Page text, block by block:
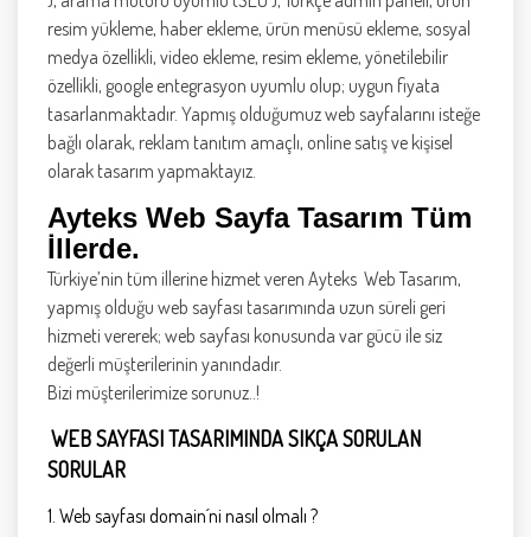
resim yükleme, haber ekleme, ürün menüsü ekleme, sosyal
medya özellikli, video ekleme, resim ekleme, yönetilebilir
özellikli, google entegrasyon uyumlu olup; uygun fiyata
tasarlanmaktadır. Yapmış olduğumuz web sayfalarını isteğe
bağlı olarak, reklam tanıtım amaçlı, online satış ve kişisel
olarak tasarım yapmaktayız.
Ayteks Web Sayfa Tasarım Tüm
İllerde.
Türkiye’nin tüm illerine hizmet veren Ayteks Web Tasarım,
yapmış olduğu web sayfası tasarımında uzun süreli geri
hizmeti vererek; web sayfası konusunda var gücü ile siz
değerli müşterilerinin yanındadır.
Bizi müşterilerimize sorunuz..!
WEB SAYFASI TASARIMINDA SIKÇA SORULAN
SORULAR
1. Web sayfası domain´ni nasıl olmalı ?